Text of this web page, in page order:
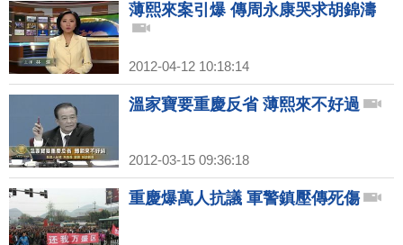
薄熙來案引爆 傳周永康哭求胡錦濤
2012-04-12 10:18:14
溫家寶要重慶反省 薄熙來不好過
2012-03-15 09:36:18
重慶爆萬人抗議 軍警鎮壓傳死傷